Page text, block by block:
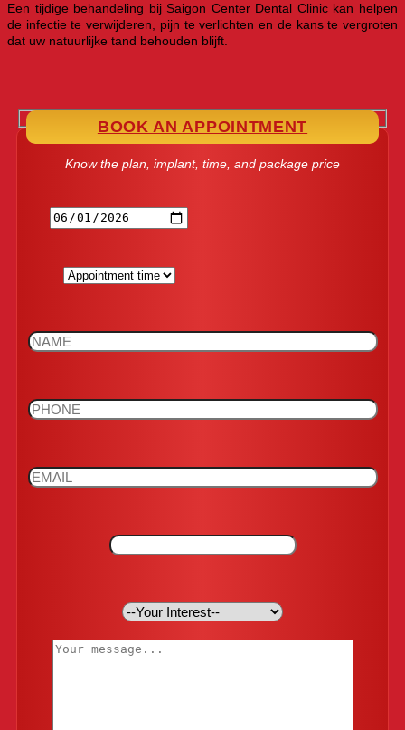
Een tijdige behandeling bij Saigon Center Dental Clinic kan helpen
de infectie te verwijderen, pijn te verlichten en de kans te vergroten
dat uw natuurlijke tand behouden blijft.
BOOK AN APPOINTMENT
Know the plan, implant, time, and package price